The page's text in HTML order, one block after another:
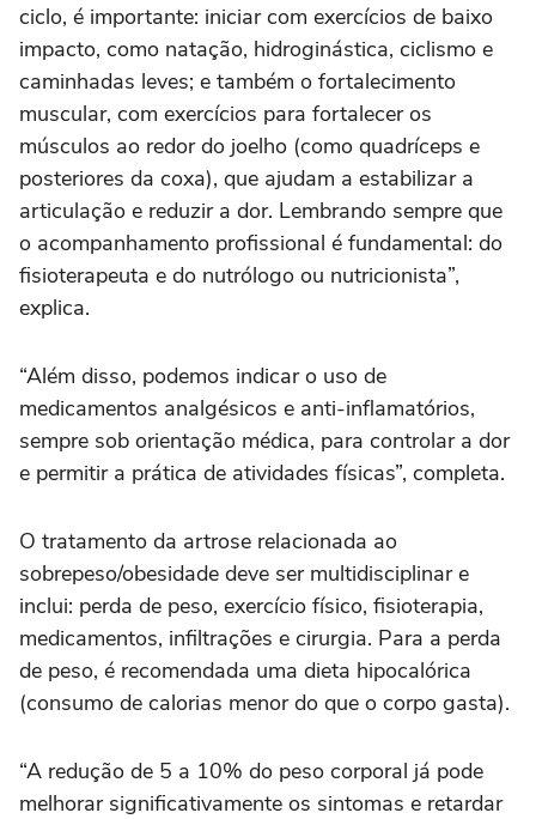
ciclo, é importante: iniciar com exercícios de baixo
impacto, como natação, hidroginástica, ciclismo e
caminhadas leves; e também o fortalecimento
muscular, com exercícios para fortalecer os
músculos ao redor do joelho (como quadríceps e
posteriores da coxa), que ajudam a estabilizar a
articulação e reduzir a dor. Lembrando sempre que
o acompanhamento profissional é fundamental: do
fisioterapeuta e do nutrólogo ou nutricionista”,
explica.
“Além disso, podemos indicar o uso de
medicamentos analgésicos e anti-inflamatórios,
sempre sob orientação médica, para controlar a dor
e permitir a prática de atividades físicas”, completa.
O tratamento da artrose relacionada ao
sobrepeso/obesidade deve ser multidisciplinar e
inclui: perda de peso, exercício físico, fisioterapia,
medicamentos, infiltrações e cirurgia. Para a perda
de peso, é recomendada uma dieta hipocalórica
(consumo de calorias menor do que o corpo gasta).
“A redução de 5 a 10% do peso corporal já pode
melhorar significativamente os sintomas e retardar